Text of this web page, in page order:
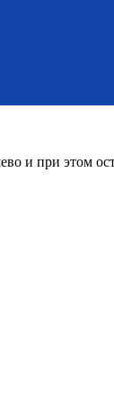
и при этом